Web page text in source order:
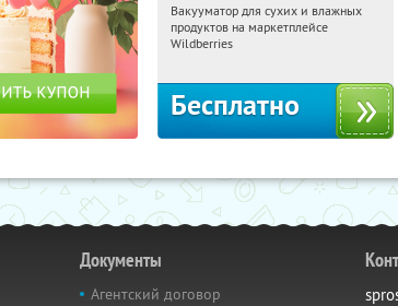
08:49:29 Получили:186
Россия
Вакууматор для сухих и влажных
продуктов на маркетплейсе
Wildberries
Бесплатно
Документы
Агентский договор